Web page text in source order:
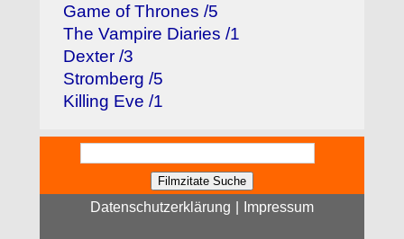
Game of Thrones /5
The Vampire Diaries /1
Dexter /3
Stromberg /5
Killing Eve /1
Datenschutzerklärung Impressum